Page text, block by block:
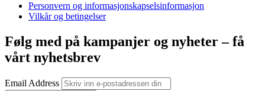
Personvern og informasjonskapselsinformasjon
Vilkår og betingelser
Følg med på kampanjer og nyheter – få
vårt nyhetsbrev
Email Address